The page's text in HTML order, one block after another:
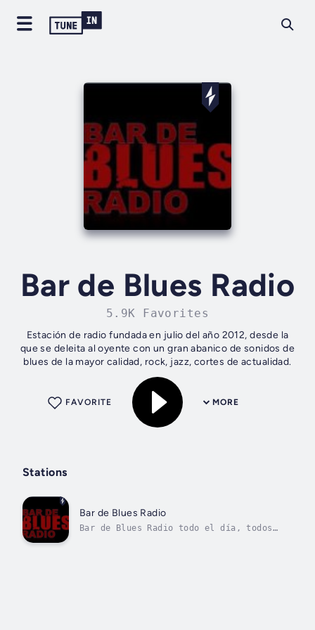
Bar de Blues Radio
5.9K Favorites
Estación de radio fundada en julio del año 2012, desde la
que se deleita al oyente con un gran abanico de sonidos de
blues de la mayor calidad, rock, jazz, cortes de actualidad.
MORE
FAVORITE
Stations
Bar de Blues Radio
Bar de Blues Radio todo el día, todos